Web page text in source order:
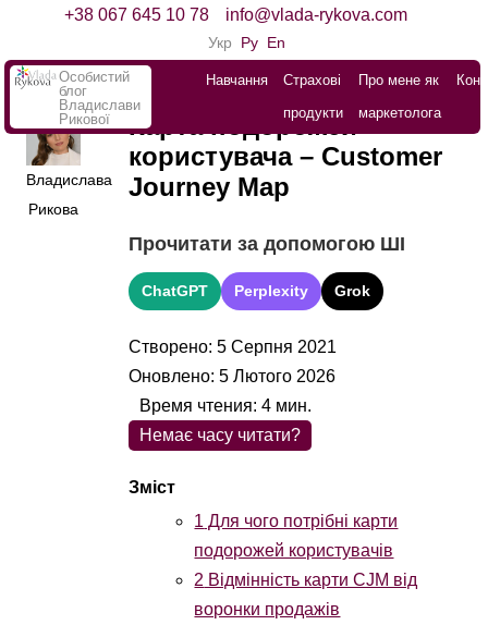
+38 067 645 10 78 info@vlada-rykova.com
Укр Ру En
Особистий
блог
Владислави
Рикової
Навчання
Страхові
продукти
Про мене як
маркетолога
Владислава
Рикова
Карта подорожей
користувача – Customer
Journey Map
Прочитати за допомогою ШІ
ChatGPT Perplexity Grok
Створено: 5 Серпня 2021
Оновлено: 5 Лютого 2026
Немає часу читати?
1 Для чого потрібні карти
подорожей користувачів
2 Відмінність карти CJM від
воронки продажів
Время чтения:4 мин.